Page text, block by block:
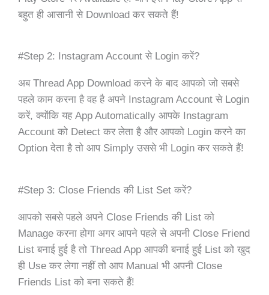
बहुत ही आसानी से Download कर सकते हैं!
#Step 2: Instagram Account से Login करें?
अब Thread App Download करने के बाद आपको जो सबसे
पहले काम करना है वह है अपने Instagram Account से Login
करें, क्योंकि यह App Automatically आपके Instagram
Account को Detect कर लेता है और आपको Login करने का
Option देता है तो आप Simply उससे भी Login कर सकते हैं!
#Step 3: Close Friends की List Set करें?
आपको सबसे पहले अपने Close Friends की List को
Manage करना होगा अगर आपने पहले से अपनी Close Friend
List बनाई हुई है तो Thread App आपकी बनाई हुई List को खुद
ही Use कर लेगा नहीं तो आप Manual भी अपनी Close
Friends List को बना सकते हैं!